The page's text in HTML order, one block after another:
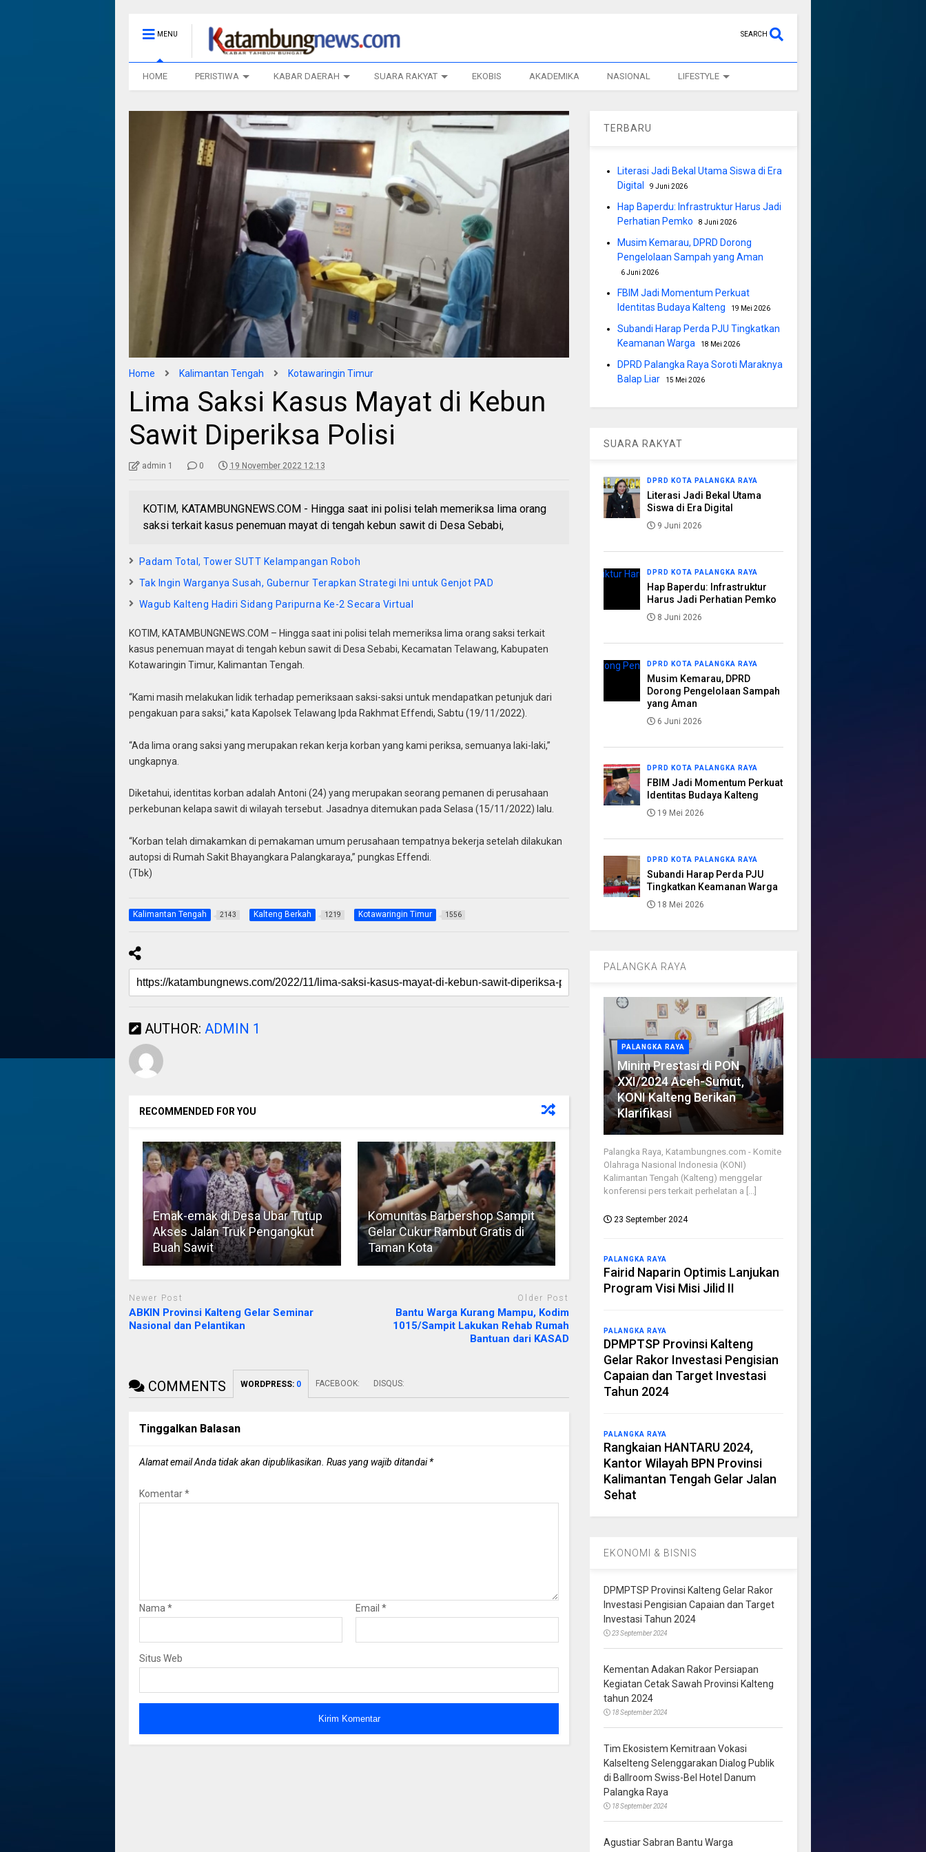
MENU SEARCH
HOME PERISTIWA KABAR DAERAH SUARA RAKYAT EKOBIS AKADEMIKA NASIONAL LIFESTYLE
Home Kalimantan Tengah Kotawaringin Timur
Lima Saksi Kasus Mayat di Kebun
Sawit Diperiksa Polisi
admin 1 0 19 November 2022 12:13
KOTIM, KATAMBUNGNEWS.COM - Hingga saat ini polisi telah memeriksa lima orang
saksi terkait kasus penemuan mayat di tengah kebun sawit di Desa Sebabi,
Padam Total, Tower SUTT Kelampangan Roboh
Tak Ingin Warganya Susah, Gubernur Terapkan Strategi Ini untuk Genjot PAD
Wagub Kalteng Hadiri Sidang Paripurna Ke-2 Secara Virtual
KOTIM, KATAMBUNGNEWS.COM – Hingga saat ini polisi telah memeriksa lima orang saksi terkait
kasus penemuan mayat di tengah kebun sawit di Desa Sebabi, Kecamatan Telawang, Kabupaten
Kotawaringin Timur, Kalimantan Tengah.
“Kami masih melakukan lidik terhadap pemeriksaan saksi-saksi untuk mendapatkan petunjuk dari
pengakuan para saksi,” kata Kapolsek Telawang Ipda Rakhmat Effendi, Sabtu (19/11/2022).
“Ada lima orang saksi yang merupakan rekan kerja korban yang kami periksa, semuanya laki-laki,”
ungkapnya.
Diketahui, identitas korban adalah Antoni (24) yang merupakan seorang pemanen di perusahaan
perkebunan kelapa sawit di wilayah tersebut. Jasadnya ditemukan pada Selasa (15/11/2022) lalu.
“Korban telah dimakamkan di pemakaman umum perusahaan tempatnya bekerja setelah dilakukan
autopsi di Rumah Sakit Bhayangkara Palangkaraya,” pungkas Effendi.
(Tbk)
Kalimantan Tengah 2143 Kalteng Berkah 1219 Kotawaringin Timur 1556
AUTHOR: ADMIN 1
RECOMMENDED FOR YOU
Emak-emak di Desa Ubar Tutup
Akses Jalan Truk Pengangkut
Buah Sawit
Komunitas Barbershop Sampit
Gelar Cukur Rambut Gratis di
Taman Kota
Newer Post
ABKIN Provinsi Kalteng Gelar Seminar
Nasional dan Pelantikan
Older Post
Bantu Warga Kurang Mampu, Kodim
1015/Sampit Lakukan Rehab Rumah
Bantuan dari KASAD
COMMENTS WORDPRESS: 0 FACEBOOK: DISQUS:
Tinggalkan Balasan
Alamat email Anda tidak akan dipublikasikan. Ruas yang wajib ditandai*
Komentar*
Nama * Email *
Situs Web
TERBARU
Literasi Jadi Bekal Utama Siswa di Era
Digital
9 Juni 2026
Hap Baperdu: Infrastruktur Harus Jadi
Perhatian Pemko
8 Juni 2026
Musim Kemarau, DPRD Dorong
Pengelolaan Sampah yang Aman
6 Juni 2026
FBIM Jadi Momentum Perkuat
Identitas Budaya Kalteng
19 Mei 2026
Subandi Harap Perda PJU Tingkatkan
Keamanan Warga
18 Mei 2026
DPRD Palangka Raya Soroti Maraknya
Balap Liar
15 Mei 2026
SUARA RAKYAT
DPRD KOTA PALANGKA RAYA
Literasi Jadi Bekal Utama
Siswa di Era Digital
9 Juni 2026
DPRD KOTA PALANGKA RAYA
Hap Baperdu: Infrastruktur
Harus Jadi Perhatian Pemko
8 Juni 2026
DPRD KOTA PALANGKA RAYA
Musim Kemarau, DPRD
Dorong Pengelolaan Sampah
yang Aman
6 Juni 2026
DPRD KOTA PALANGKA RAYA
FBIM Jadi Momentum Perkuat
Identitas Budaya Kalteng
19 Mei 2026
DPRD KOTA PALANGKA RAYA
Subandi Harap Perda PJU
Tingkatkan Keamanan Warga
18 Mei 2026
PALANGKA RAYA
PALANGKA RAYA
Minim Prestasi di PON
XXI/2024 Aceh-Sumut,
KONI Kalteng Berikan
Klarifikasi
Palangka Raya, Katambungnes.com - Komite
Olahraga Nasional Indonesia (KONI)
Kalimantan Tengah (Kalteng) menggelar
konferensi pers terkait perhelatan a [...]
23 September 2024
PALANGKA RAYA
Fairid Naparin Optimis Lanjukan
Program Visi Misi Jilid II
PALANGKA RAYA
DPMPTSP Provinsi Kalteng
Gelar Rakor Investasi Pengisian
Capaian dan Target Investasi
Tahun 2024
PALANGKA RAYA
Rangkaian HANTARU 2024,
Kantor Wilayah BPN Provinsi
Kalimantan Tengah Gelar Jalan
Sehat
EKONOMI & BISNIS
DPMPTSP Provinsi Kalteng Gelar Rakor
Investasi Pengisian Capaian dan Target
Investasi Tahun 2024
23 September 2024
Kementan Adakan Rakor Persiapan
Kegiatan Cetak Sawah Provinsi Kalteng
tahun 2024
18 September 2024
Tim Ekosistem Kemitraan Vokasi
Kalselteng Selenggarakan Dialog Publik
di Ballroom Swiss-Bel Hotel Danum
Palangka Raya
18 September 2024
Agustiar Sabran Bantu Warga